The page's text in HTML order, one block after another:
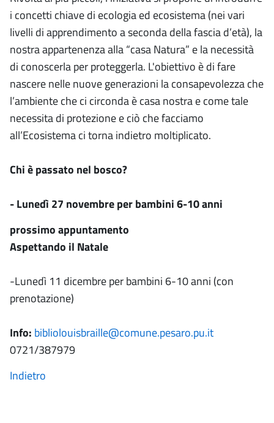
i concetti chiave di ecologia ed ecosistema (nei vari
livelli di apprendimento a seconda della fascia d’età), la
nostra appartenenza alla “casa Natura” e la necessità
di conoscerla per proteggerla. L'obiettivo è di fare
nascere nelle nuove generazioni la consapevolezza che
l’ambiente che ci circonda è casa nostra e come tale
necessita di protezione e ciò che facciamo
all’Ecosistema ci torna indietro moltiplicato.
Chi è passato nel bosco?
- Lunedì 27 novembre per bambini 6-10 anni
prossimo appuntamento
Aspettando il Natale
-Lunedì 11 dicembre per bambini 6-10 anni (con
prenotazione)
Info: bibliolouisbraille@comune.pesaro.pu.it
0721/387979
Indietro